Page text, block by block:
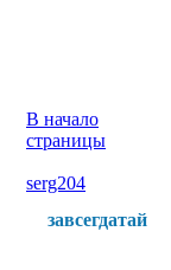
В начало
страницы
serg204
завсегдатай